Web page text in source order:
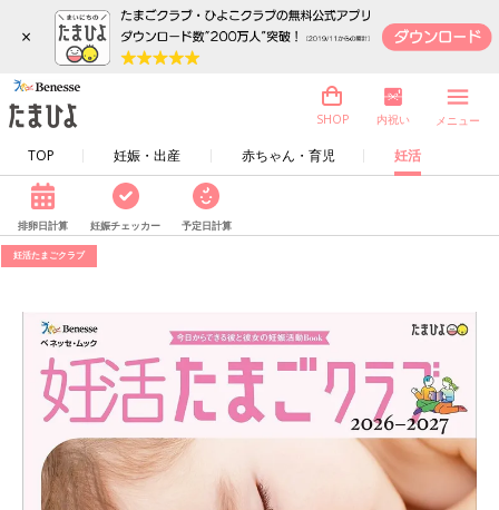
×
TOP 妊娠・出産 赤ちゃん・育児 妊活
SHOP 内祝い メニュー
排卵日計算 妊娠チェッカー 予定日計算
妊活たまごクラブ